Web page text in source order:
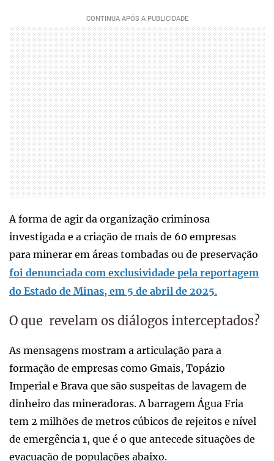
A forma de agir da organização criminosa
investigada e a criação de mais de 60 empresas
para minerar em áreas tombadas ou de preservação
foi denunciada com exclusividade pela reportagem
do Estado de Minas, em 5 de abril de 2025.
O que revelam os diálogos interceptados?
As mensagens mostram a articulação para a
formação de empresas como Gmais, Topázio
Imperial e Brava que são suspeitas de lavagem de
dinheiro das mineradoras. A barragem Água Fria
tem 2 milhões de metros cúbicos de rejeitos e nível
de emergência 1, que é o que antecede situações de
evacuação de populações abaixo.